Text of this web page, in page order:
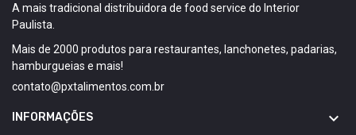
A mais tradicional distribuidora de food service do Interior
Paulista.
Mais de 2000 produtos para restaurantes, lanchonetes, padarias,
hamburgueias e mais!
contato@pxtalimentos.com.br
INFORMAÇÕES 